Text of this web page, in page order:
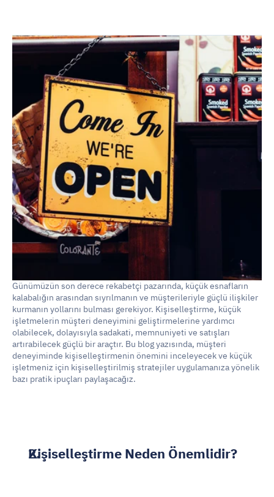
Günümüzün son derece rekabetçi pazarında, küçük esnafların
kalabalığın arasından sıyrılmanın ve müşterileriyle güçlü ilişkiler
kurmanın yollarını bulması gerekiyor. Kişiselleştirme, küçük
işletmelerin müşteri deneyimini geliştirmelerine yardımcı
olabilecek, dolayısıyla sadakati, memnuniyeti ve satışları
artırabilecek güçlü bir araçtır. Bu blog yazısında, müşteri
deneyiminde kişiselleştirmenin önemini inceleyecek ve küçük
işletmeniz için kişiselleştirilmiş stratejiler uygulamanıza yönelik
bazı pratik ipuçları paylaşacağız.
Kişiselleştirme Neden Önemlidir?